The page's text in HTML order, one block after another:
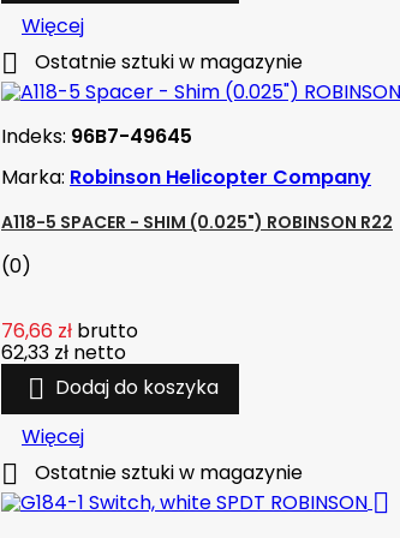
Więcej
 Ostatnie sztuki w magazynie
Indeks: 96B7-49645
Marka: Robinson Helicopter Company
A118-5 SPACER - SHIM (0.025") ROBINSON R22
(0)
76,66 zł brutto
62,33 zł netto
 Dodaj do koszyka
Więcej
 Ostatnie sztuki w magazynie
